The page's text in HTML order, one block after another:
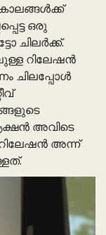
ഒരു
ചിലർക്ക്.
റിലേഷൻ
ചിലപ്പോൾ
അവിടെ
അന്ന്